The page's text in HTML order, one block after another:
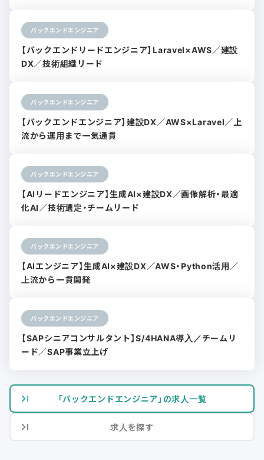
バックエンドエンジニア
【バックエンドリードエンジニア】Laravel×AWS／建設
DX／技術組織リード
バックエンドエンジニア
【バックエンドエンジニア】建設DX／AWS×Laravel／上
流から運用まで一気通貫
バックエンドエンジニア
【AIリードエンジニア】生成AI×建設DX／画像解析・最適
化AI／技術選定・チームリード
バックエンドエンジニア
【AIエンジニア】生成AI×建設DX／AWS・Python活用／
上流から一貫開発
バックエンドエンジニア
【SAPシニアコンサルタント】S/4HANA導入／チームリ
ード／SAP事業立上げ
「バックエンドエンジニア」の求人一覧
求人を探す